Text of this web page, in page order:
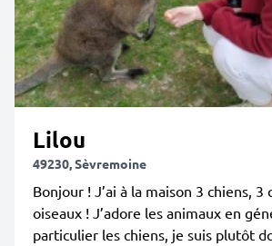
Lilou
49230, Sèvremoine
Bonjour ! J’ai à la maison 3 chiens, 3
oiseaux ! J’adore les animaux en
particulier les chiens, je suis plutôt